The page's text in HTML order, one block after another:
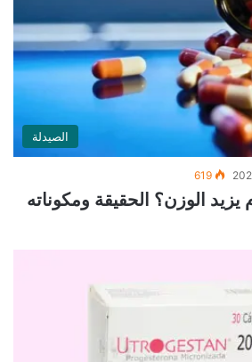
الصيدلة
619
الوزن؟ الحقيقة ومكوناته